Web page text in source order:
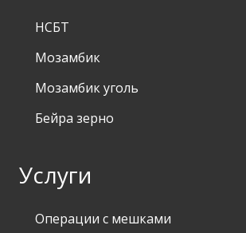
НСБТ
Мозамбик
Мозамбик уголь
Бейра зерно
Услуги
Операции с мешками